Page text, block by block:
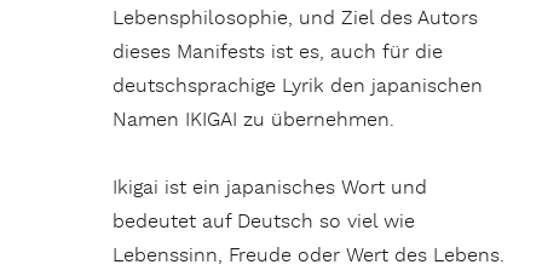
Lebensphilosophie, und Ziel des Autors
dieses Manifests ist es, auch für die
deutschsprachige Lyrik den japanischen
Namen IKIGAI zu übernehmen.
Ikigai ist ein japanisches Wort und
bedeutet auf Deutsch so viel wie
Lebenssinn, Freude oder Wert des Lebens.